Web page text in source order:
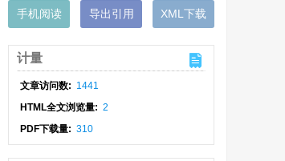
手机阅读 导出引用 XML下载
计量
文章访问数: 1441
HTML全文浏览量: 2
PDF下载量: 310